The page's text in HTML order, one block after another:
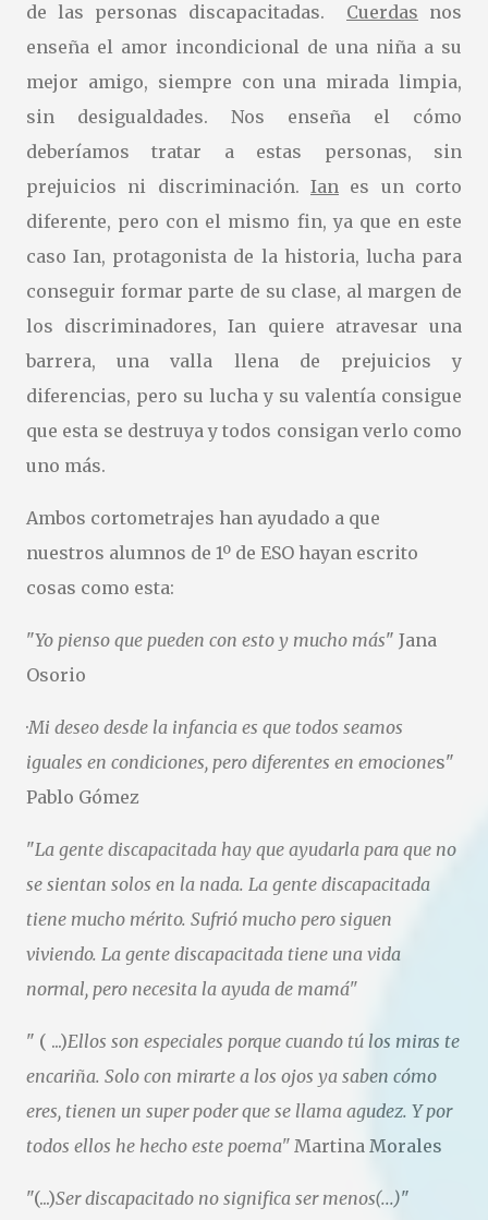
de las personas discapacitadas. Cuerdas nos
enseña el amor incondicional de una niña a su
mejor amigo, siempre con una mirada limpia,
sin desigualdades. Nos enseña el cómo
deberíamos tratar a estas personas, sin
prejuicios ni discriminación. Ian es un corto
diferente, pero con el mismo fin, ya que en este
caso Ian, protagonista de la historia, lucha para
conseguir formar parte de su clase, al margen de
los discriminadores, Ian quiere atravesar una
barrera, una valla llena de prejuicios y
diferencias, pero su lucha y su valentía consigue
que esta se destruya y todos consigan verlo como
uno más.
Ambos cortometrajes han ayudado a que
nuestros alumnos de 1º de ESO hayan escrito
cosas como esta:
"Yo pienso que pueden con esto y mucho más" Jana
Osorio
·Mi deseo desde la infancia es que todos seamos
iguales en condiciones, pero diferentes en emociones"
Pablo Gómez
"La gente discapacitada hay que ayudarla para que no
se sientan solos en la nada. La gente discapacitada
tiene mucho mérito. Sufrió mucho pero siguen
viviendo. La gente discapacitada tiene una vida
normal, pero necesita la ayuda de mamá"
" ( ...)Ellos son especiales porque cuando tú los miras te
encariña. Solo con mirarte a los ojos ya saben cómo
eres, tienen un super poder que se llama agudez. Y por
todos ellos he hecho este poema" Martina Morales
"(...)Ser discapacitado no significa ser menos(...)"